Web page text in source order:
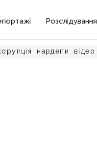
Розслідування
нардепи відео